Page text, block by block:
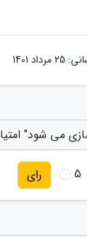
25 مرداد 1401
می شود"
5 رای